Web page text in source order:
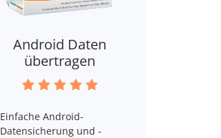
Android Daten
übertragen
Einfache Android-
Datensicherung und -